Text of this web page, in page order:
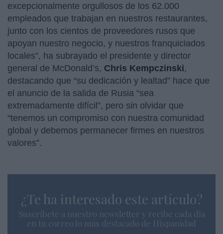
excepcionalmente orgullosos de los 62.000
empleados que trabajan en nuestros restaurantes,
junto con los cientos de proveedores rusos que
apoyan nuestro negocio, y nuestros franquiciados
locales”, ha subrayado el presidente y director
general de McDonald’s, Chris Kempczinski,
destacando que “su dedicación y lealtad” hace que
el anuncio de la salida de Rusia “sea
extremadamente difícil”, pero sin olvidar que
“tenemos un compromiso con nuestra comunidad
global y debemos permanecer firmes en nuestros
valores”.
¿Te ha interesado este artículo?
Suscríbete a nuestro newsletter y recibe cada dia
en tu correo lo más destacado de Hispanidad